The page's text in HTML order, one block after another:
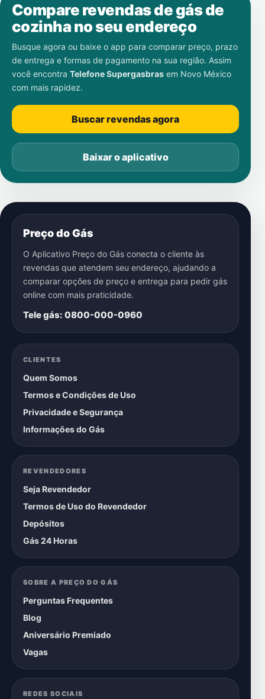
Compare revendas de gás de
cozinha no seu endereço
Busque agora ou baixe o app para comparar preço, prazo
de entrega e formas de pagamento na sua região. Assim
você encontra Telefone Supergasbras em Novo México
com mais rapidez.
Buscar revendas agora
Baixar o aplicativo
Preço do Gás
O Aplicativo Preço do Gás conecta o cliente às
revendas que atendem seu endereço, ajudando a
comparar opções de preço e entrega para pedir gás
online com mais praticidade.
Tele gás: 0800-000-0960
CLIENTES
Quem Somos
Termos e Condições de Uso
Privacidade e Segurança
Informações do Gás
REVENDEDORES
Seja Revendedor
Termos de Uso do Revendedor
Depósitos
Gás 24 Horas
SOBRE A PREÇO DO GÁS
Perguntas Frequentes
Blog
Aniversário Premiado
Vagas
REDES SOCIAIS